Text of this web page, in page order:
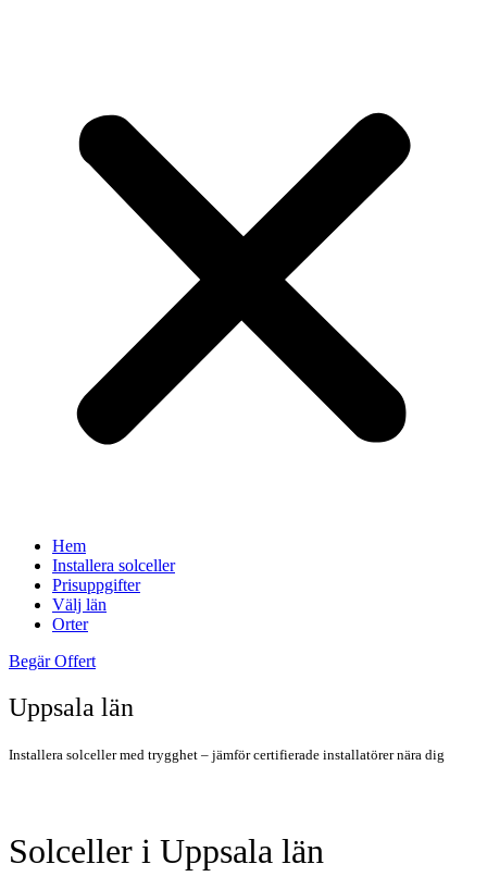
Hem
Installera solceller
Prisuppgifter
Välj län
Orter
Begär Offert
Uppsala län
Installera solceller med trygghet – jämför certifierade installatörer nära dig
Solceller i Uppsala län